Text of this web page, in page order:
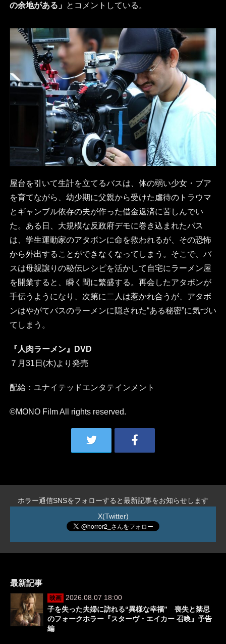
の余地がある」 とコメントしている。
屋台を引いて生計を立てるバスは、体の弱い少女・ブア
を育てながら、幼少期に父親から受けた虐待のトラウマ
とギャンブル依存の夫が作った借金返済に苦しんでい
た。ある日、大規模な反政府デモに巻き込まれたバス
は、学生運動家のアタボンに命を救われるが、その恐怖
から外出することができなくなってしまう。そこで、バ
スは母親譲りの秘伝レシピを活かして自宅にラーメン屋
を開業すると、瞬く間に繁盛する。再会したアタボンが
手伝うようになり、次第に二人は惹かれ合うが、アタボ
ンはやがてバスのラーメンに隠された“ある秘密”に気づい
てしまう。
『人肉ラーメン』DVD
７月31日(木)より発売
配給：ユナイテッドエンタテインメント
©MONO Film All rights reserved.
ホラー通信SNSをフォローすると最新記事をお知らせします
X(Twitter)
最新記事
映画
2026.08.07 18:00
子を失った夫婦に訪れる“異様な幸福” 喪失と禁忌
のフォークホラー『スターヴ・エイカー 召喚』予告
編